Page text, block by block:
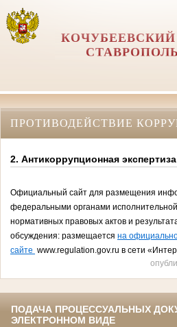
ПРОТИВОДЕЙСТВИЕ
2. Антикоррупционная экспертиза
Официальный сайт для размещения
федеральными органами
нормативных правовых актов и
обсуждения: размещается на
сайте www.regulation.gov.ru в сети
ПОДАЧА ПРОЦЕССУАЛЬНЫХ
ЭЛЕКТРОННОМ ВИДЕ